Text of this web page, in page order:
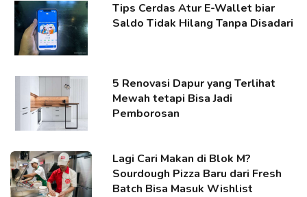
Tips Cerdas Atur E-Wallet biar
Saldo Tidak Hilang Tanpa Disadari
5 Renovasi Dapur yang Terlihat
Mewah tetapi Bisa Jadi
Pemborosan
Lagi Cari Makan di Blok M?
Sourdough Pizza Baru dari Fresh
Batch Bisa Masuk Wishlist